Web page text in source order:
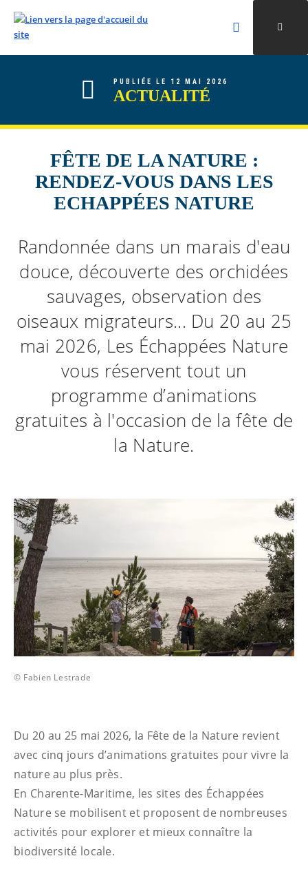
ALLER AU CONTENU
ALLER AU MENU
ALLER À LA RECHERCHE
Rechercher
Valider la
PUBLIÉE LE 12 MAI 2026
ACTUALITÉ
FÊTE DE LA NATURE :
RENDEZ-VOUS DANS LES
ECHAPPÉES NATURE
Randonnée dans un marais d'eau
douce, découverte des orchidées
sauvages, observation des
oiseaux migrateurs... Du 20 au 25
mai 2026, Les Échappées Nature
vous réservent tout un
programme d’animations
gratuites à l'occasion de la fête de
la Nature.
© Fabien Lestrade
Du 20 au 25 mai 2026, la Fête de la Nature revient
avec cinq jours d’animations gratuites pour vivre la
nature au plus près.
En Charente-Maritime, les sites des Échappées
Nature se mobilisent et proposent de nombreuses
activités pour explorer et mieux connaître la
biodiversité locale.